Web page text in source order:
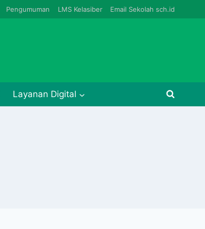
Pengumuman LMS Kelasiber Email Sekolah sch.id
Layanan Digital